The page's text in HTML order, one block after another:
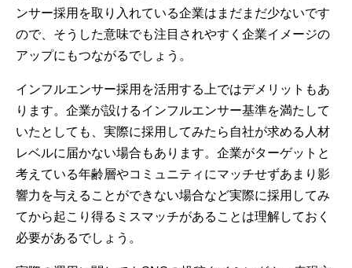
ンサー採用を取り入れている企業はまだまだ少ないです
ので、そうした意味でも注目されやすく企業イメージの
アップにもつながるでしょう。
インフルエンサー採用を活用する上ではデメリットもあ
ります。企業が設けるインフルエンサー基準を満たして
いたとしても、実際に採用してみたら自社が求める人材
レベルに届かない場合もあります。企業がターゲットと
考えている年齢層やコミュニティにマッチせずあまり影
響力を与えることができない場合など実際に採用してみ
てから起こり得るミスマッチがあることは理解しておく
必要があるでしょう。